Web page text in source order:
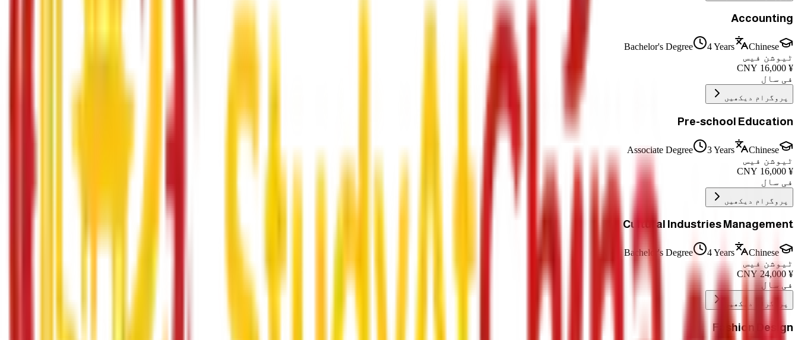
Accounting
Bachelor's Degree 4 Years
Chinese
ٹیوشن فیس
¥
16,000
فی سال
پروگرام دیکھیں
Pre-school Education
Associate Degree 3 Years
Chinese
ٹیوشن فیس
¥
16,000
فی سال
پروگرام دیکھیں
Cultural Industries Management
Bachelor's Degree 4 Years
Chinese
ٹیوشن فیس
¥
24,000
CNY
فی سال
پروگرام دیکھیں
Fashion Design